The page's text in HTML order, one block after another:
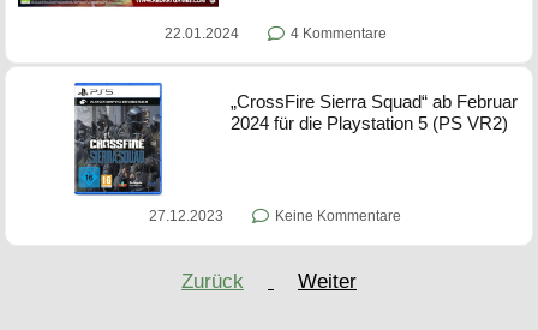
22.01.2024 4 Kommentare
„CrossFire Sierra Squad“ ab Februar
2024 für die Playstation 5 (PS VR2)
27.12.2023 Keine Kommentare
Zurück Weiter